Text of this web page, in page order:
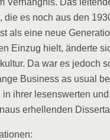
Verhängnis. Das
die es noch aus den
als eine neue
Einzug hielt, änderte
Da war es jedoch
Business as usual
in ihrer lesenswerten
erhellenden